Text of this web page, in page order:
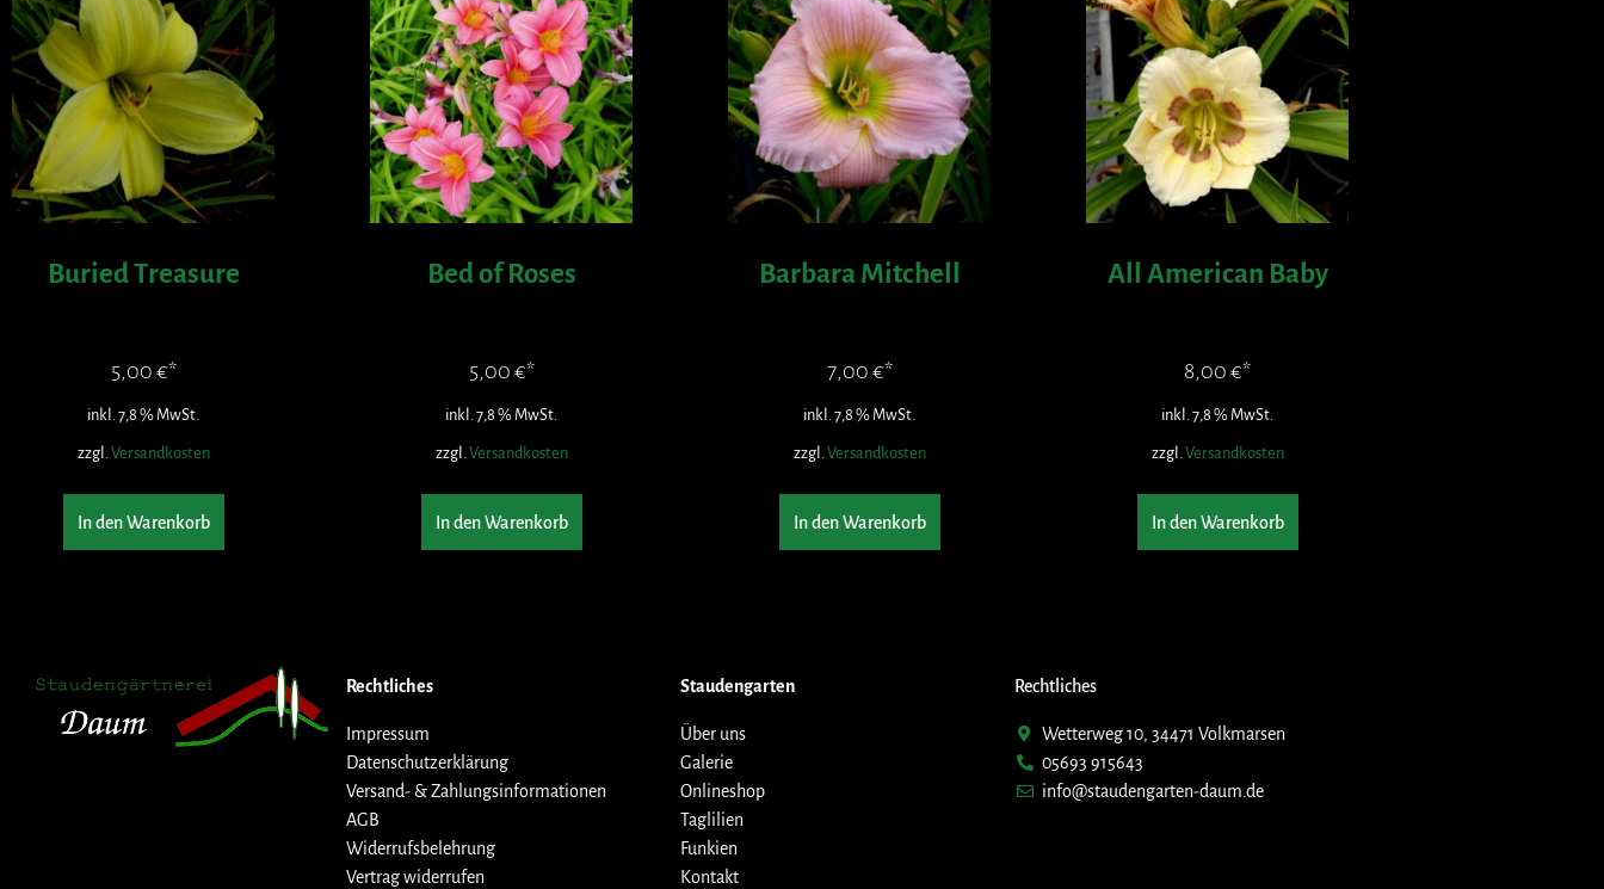
Buried Treasure
5,00 €
inkl. 7,8 % MwSt.
zzgl.Versandkosten
In den Warenkorb
Bed of Roses
5,00 €
inkl. 7,8 % MwSt.
zzgl.Versandkosten
In den Warenkorb
Barbara Mitchell
7,00 €
inkl. 7,8 % MwSt.
zzgl.Versandkosten
In den Warenkorb
All American Baby
8,00 €
inkl. 7,8 % MwSt.
zzgl.Versandkosten
In den Warenkorb
Rechtliches
Impressum
Datenschutzerklärung
Versand- & Zahlungsinformationen
AGB
Widerrufsbelehrung
Vertrag widerrufen
Staudengarten
Über uns
Galerie
Onlineshop
Taglilien
Funkien
Kontakt
Rechtliches
Wetterweg 10, 34471 Volkmarsen
05693 915643
info@staudengarten-daum.de